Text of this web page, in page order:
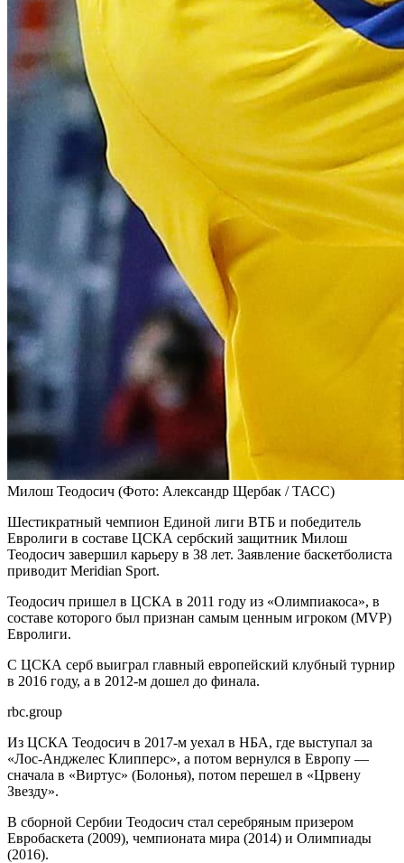
Милош Теодосич (Фото: Александр Щербак / ТАСС)
Шестикратный чемпион Единой лиги ВТБ и победитель
Евролиги в составе ЦСКА сербский защитник Милош
Теодосич завершил карьеру в 38 лет. Заявление баскетболиста
приводит Meridian Sport.
Теодосич пришел в ЦСКА в 2011 году из «Олимпиакоса», в
составе которого был признан самым ценным игроком (MVP)
Евролиги.
С ЦСКА серб выиграл главный европейский клубный турнир
в 2016 году, а в 2012-м дошел до финала.
rbc.group
Из ЦСКА Теодосич в 2017-м уехал в НБА, где выступал за
«Лос-Анджелес Клипперс», а потом вернулся в Европу —
сначала в «Виртус» (Болонья), потом перешел в «Црвену
Звезду».
В сборной Сербии Теодосич стал серебряным призером
Евробаскета (2009), чемпионата мира (2014) и Олимпиады
(2016).